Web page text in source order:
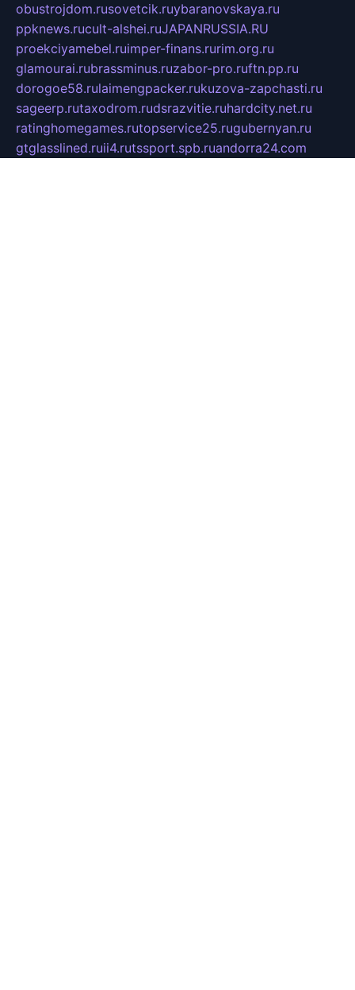
obustrojdom.rusovetcik.ruybaranovskaya.ru
ppknews.rucult-alshei.ruJAPANRUSSIA.RU
proekciyamebel.ruimper-finans.rurim.org.ru
glamourai.rubrassminus.ruzabor-pro.ruftn.pp.ru
dorogoe58.rulaimengpacker.rukuzova-zapchasti.ru
sageerp.rutaxodrom.rudsrazvitie.ruhardcity.net.ru
ratinghomegames.rutopservice25.rugubernyan.ru
gtglasslined.ruii4.rutssport.spb.ruandorra24.com